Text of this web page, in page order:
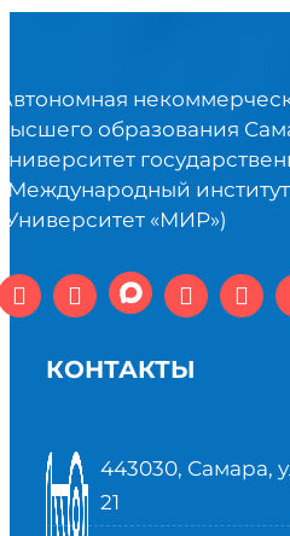
образования
«МИР»)
КОНТАКТЫ
443030, Самара,
21